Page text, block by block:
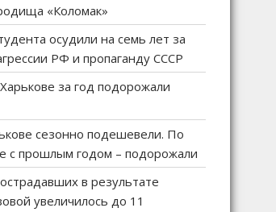
«Коломак»
осудили на семь лет за
РФ и пропаганду СССР
за год подорожали
сезонно подешевели. По
с прошлым годом – подорожали
в результате
увеличилось до 11